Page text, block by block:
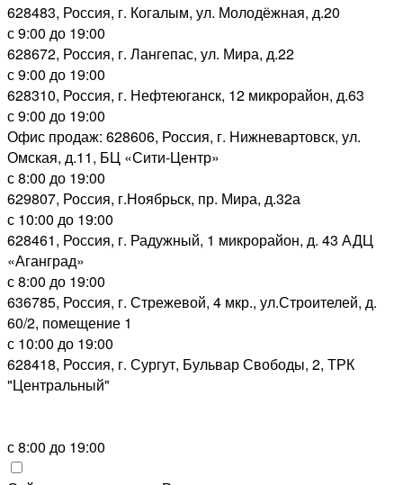
628483, Россия, г. Когалым, ул. Молодёжная, д.20
с 9:00 до 19:00
628672, Россия, г. Лангепас, ул. Мира, д.22
с 9:00 до 19:00
628310, Россия, г. Нефтеюганск, 12 микрорайон, д.63
с 9:00 до 19:00
Офис продаж: 628606, Россия, г. Нижневартовск, ул.
Омская, д.11, БЦ «Сити-Центр»
с 8:00 до 19:00
629807, Россия, г.Ноябрьск, пр. Мира, д.32а
с 10:00 до 19:00
628461, Россия, г. Радужный, 1 микрорайон, д. 43 АДЦ
«Аганград»
с 8:00 до 19:00
636785, Россия, г. Стрежевой, 4 мкр., ул.Строителей, д.
60/2, помещение 1
с 10:00 до 19:00
628418, Россия, г. Сургут, Бульвар Свободы, 2, ТРК
"Центральный"
с 8:00 до 19:00